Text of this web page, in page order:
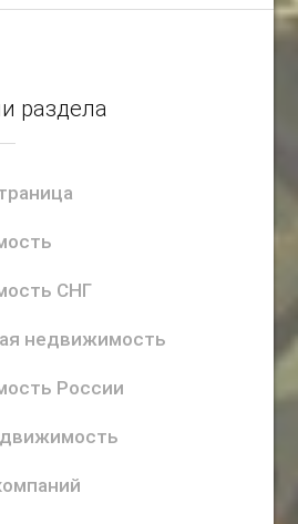
раздела
СНГ
недвижимость
России